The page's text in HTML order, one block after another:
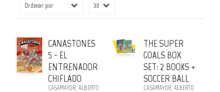
CANASTONES
5 - EL
ENTRENADOR
CHIFLADO
CASAMAYOR, ALBERTO
THE SUPER
GOALS BOX
SET: 2 BOOKS +
SOCCER BALL
CASAMAYOR, ALBERTO